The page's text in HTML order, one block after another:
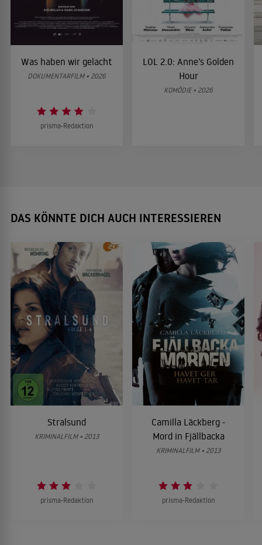
Was haben wir gelacht
DOKUMENTARFILM • 2026
prisma-Redaktion
LOL 2.0: Anne’s Golden
Hour
KOMÖDIE • 2026
DAS KÖNNTE DICH AUCH INTERESSIEREN
Stralsund
KRIMINALFILM • 2013
prisma-Redaktion
Camilla Läckberg -
Mord in Fjällbacka
KRIMINALFILM • 2013
prisma-Redaktion